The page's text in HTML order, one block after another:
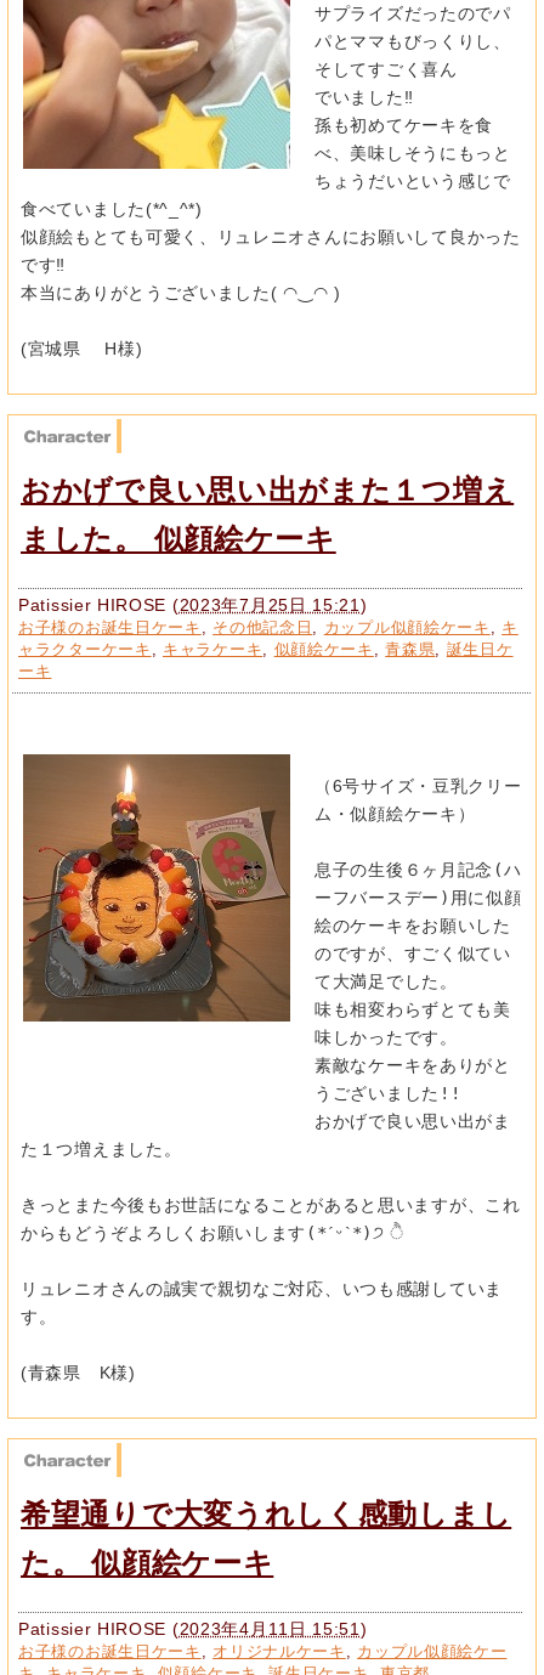
サプライズだったのでパ
パとママもびっくりし、
そしてすごく喜ん
でいました‼︎
孫も初めてケーキを食
べ、美味しそうにもっと
ちょうだいという感じで
食べていました(*^_^*)
似顔絵もとても可愛く、リュレニオさんにお願いして良かった
です‼︎
本当にありがとうございました( ◠‿◠ )
(宮城県 H様)
おかげで良い思い出がまた１つ増え
ました。 似顔絵ケーキ
Patissier HIROSE (2023年7月25日 15:21 )
お子様のお誕生日ケーキ その他記念日 カップル似顔絵ケーキ
キ
ャラクターケーキ
キャラケーキ 似顔絵ケーキ ,青森県
誕生日ケ
ーキ
（6号サイズ・豆乳クリー
ム・似顔絵ケーキ）
息子の生後６ヶ月記念(ハ
ーフバースデー) 用に似顔
絵のケーキをお願いした
のですが、 すごく似てい
て大満足でした。
味も相変わらずとても美
味しかったです。
素敵なケーキをありがと
うございました!!
おかげで良い思い出がま
た１つ増えました。
きっとまた今後もお世話になることがあると思いますが、
これ
からもどうぞよろしくお願いします(*ˊᵕˋ*)੭ ੈ
リュレニオさんの誠実で親切なご対応、いつも感謝していま
す。
(青森県 K様)
希望通りで大変うれしく感動しまし
た。 似顔絵ケーキ
Patissier HIROSE (2023年4月11日 15:51 )
お子様のお誕生日ケーキ オリジナルケーキ
カップル似顔絵ケー